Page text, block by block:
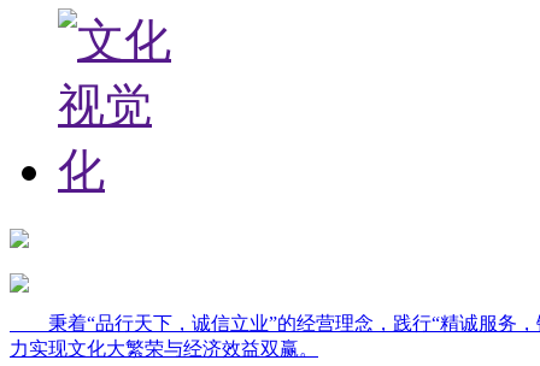
秉着“品行天下，诚信立业”的经营理念，践行“精诚服务，
力实现文化大繁荣与经济效益双赢。